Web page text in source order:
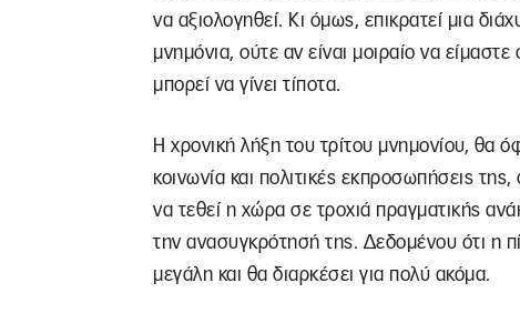
να αξιολογηθεί. Κι όμως, επικρατεί μια
μνημόνια, ούτε αν είναι μοιραίο να
μπορεί να γίνει τίποτα.
Η χρονική λήξη του τρίτου μνημονίου, θα
κοινωνία και πολιτικές εκπροσωπήσεις
να τεθεί η χώρα σε τροχιά πραγματικής
την ανασυγκρότησή της. Δεδομένου ότι η
μεγάλη και θα διαρκέσει για πολύ ακόμα.